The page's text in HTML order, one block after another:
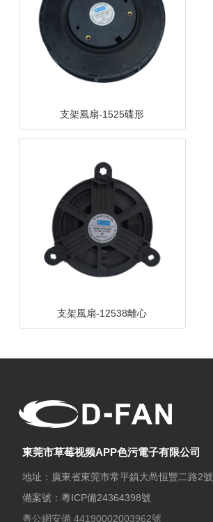
支架風扇-12538離心
DC鼓風機-8030-A
支架風扇-9025碟形
東莞市草莓视频APP色污電子有限公司
地址：廣東省東莞市常平鎮大咼恒豐二路2號
備案號： 粵ICP備24364398號
粵公網安備 44190002003962號